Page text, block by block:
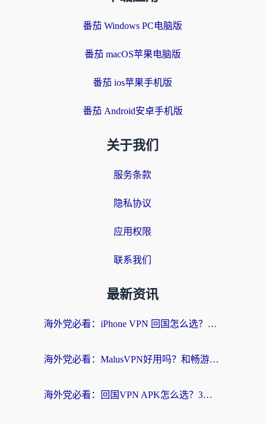
番茄 Windows PC电脑版
番茄 macOS苹果电脑版
番茄 ios苹果手机版
番茄 Android安卓手机版
关于我们
服务条款
隐私协议
应用权限
联系我们
最新资讯
海外党必看：iPhone VPN 回国怎么选？一篇搞定无缝访问国内资源
海外党必看：MalusVPN好用吗？和畅游VPN对比哪个回国效果更好？附穿梭飞鱼神龟真实体验
海外党必看：回国VPN APK怎么选？3步教你无缝刷国内剧玩国服